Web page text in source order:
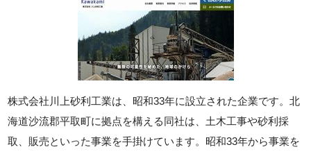
株式会社川上砂利工業は、昭和33年に設立された企業です。北
海道沙流郡平取町に拠点を構える同社は、土木工事や砂利採
取、販売といった事業を手掛けています。昭和33年から事業を